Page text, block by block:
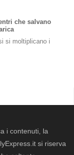
che salvano
si moltiplicano i
i contenuti, la
si riserva